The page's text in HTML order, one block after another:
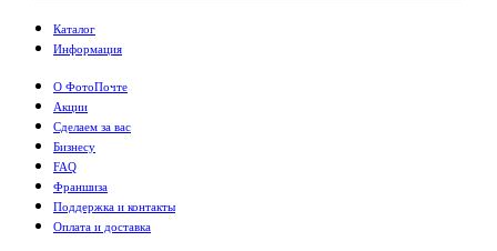
Каталог
Информация
О ФотоПочте
Акции
Сделаем за вас
Бизнесу
FAQ
Франшиза
Поддержка и контакты
Оплата и доставка